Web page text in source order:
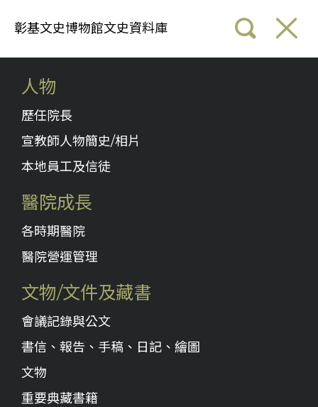
彰基文史博物館文史資料庫
人物
歷任院長
宣教師人物簡史/相片
本地員工及信徒
醫院成長
各時期醫院
醫院營運管理
文物/文件及藏書
會議記錄與公文
書信、報告、手稿、日記、繪圖
文物
重要典藏書籍